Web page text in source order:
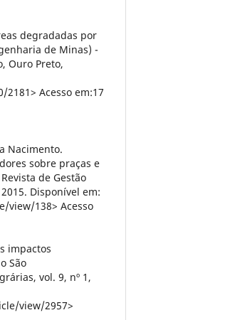
degradadas por
de Minas) -
Ouro Preto,
Acesso em:17
Nacimento.
sobre praças e
de Gestão
Disponível em:
138> Acesso
impactos
São
vol. 9, nº 1,
view/2957>